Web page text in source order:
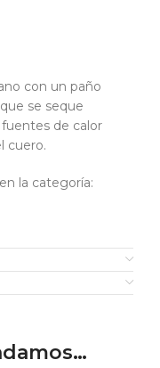
con un paño
se seque
de calor
cuero.
la categoría: